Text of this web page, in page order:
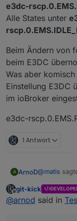
e3dc-
Alle States unter
Beim Ändern von
beim E3DC
Was aber
Einstellung E3DC
im ioBroker
e3dc-
1 Antwort
A ArnoD@matis
Gibt es
Offline
git-kick
@arnod said in